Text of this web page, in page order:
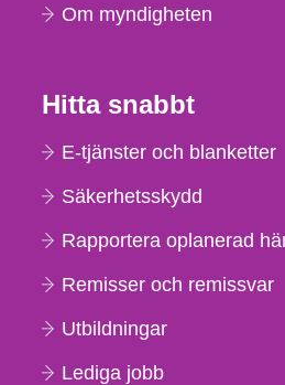
Om myndigheten
Hitta snabbt
E-tjänster och blanketter
Säkerhetsskydd
Rapportera oplanerad
Remisser och remissvar
Utbildningar
Lediga jobb